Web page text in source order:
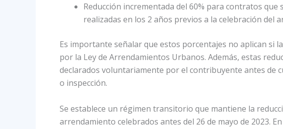
Reducción incrementada del 60% para contratos
realizadas en los 2 años previos a la celebración del
Es importante señalar que estos porcentajes no aplican si
por la Ley de Arrendamientos Urbanos. Además, estas
declarados voluntariamente por el contribuyente antes de
o inspección.
Se establece un régimen transitorio que mantiene la
arrendamiento celebrados antes del 26 de mayo de 2023.